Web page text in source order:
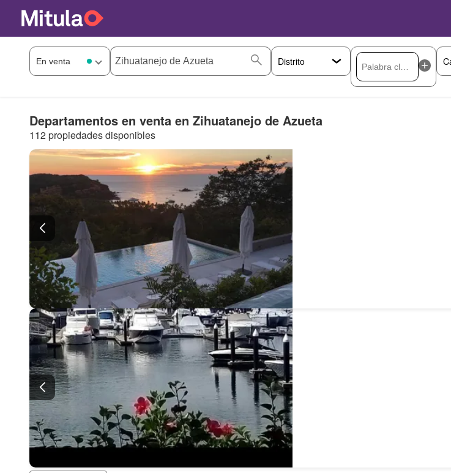
Departamentos en venta en Zihuatanejo de Azueta
112 propiedades disponibles